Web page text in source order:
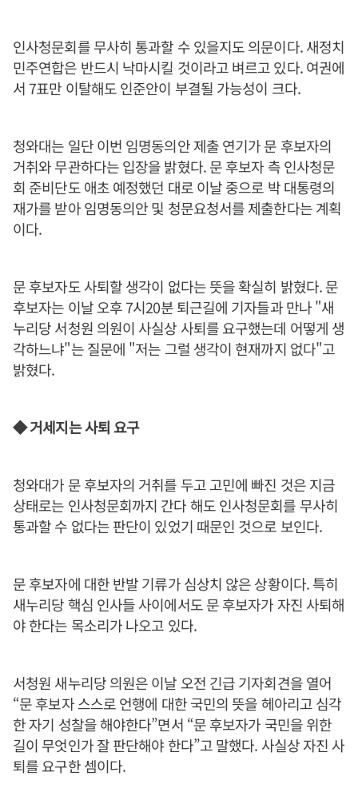
인사청문회를 무사히 통과할 수 있을지도 의문이다. 새정치
민주연합은 반드시 낙마시킬 것이라고 벼르고 있다. 여권에
서 7표만 이탈해도 인준안이 부결될 가능성이 크다.
청와대는 일단 이번 임명동의안 제출 연기가 문 후보자의
거취와 무관하다는 입장을 밝혔다. 문 후보자 측 인사청문
회 준비단도 애초 예정했던 대로 이날 중으로 박 대통령의
재가를 받아 임명동의안 및 청문요청서를 제출한다는 계획
이다.
문 후보자도 사퇴할 생각이 없다는 뜻을 확실히 밝혔다. 문
후보자는 이날 오후 7시20분 퇴근길에 기자들과 만나 "새
누리당 서청원 의원이 사실상 사퇴를 요구했는데 어떻게 생
각하느냐"는 질문에 "저는 그럴 생각이 현재까지 없다"고
밝혔다.
◆ 거세지는 사퇴 요구
청와대가 문 후보자의 거취를 두고 고민에 빠진 것은 지금
상태로는 인사청문회까지 간다 해도 인사청문회를 무사히
통과할 수 없다는 판단이 있었기 때문인 것으로 보인다.
문 후보자에 대한 반발 기류가 심상치 않은 상황이다. 특히
새누리당 핵심 인사들 사이에서도 문 후보자가 자진 사퇴해
야 한다는 목소리가 나오고 있다.
서청원 새누리당 의원은 이날 오전 긴급 기자회견을 열어
“문 후보자 스스로 언행에 대한 국민의 뜻을 헤아리고 심각
한 자기 성찰을 해야한다”면서 “문 후보자가 국민을 위한
길이 무엇인가 잘 판단해야 한다”고 말했다. 사실상 자진 사
퇴를 요구한 셈이다.